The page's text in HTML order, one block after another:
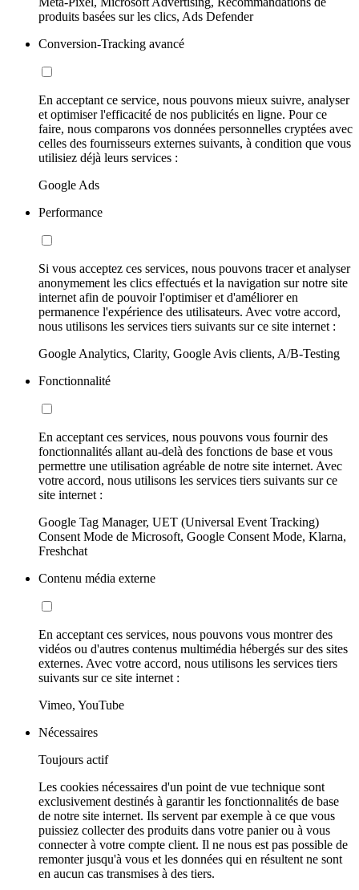
produits basées sur les clics, Ads Defender
Conversion-Tracking avancé
En acceptant ce service, nous pouvons mieux suivre, analyser
et optimiser l'efficacité de nos publicités en ligne. Pour ce
faire, nous comparons vos données personnelles cryptées avec
celles des fournisseurs externes suivants, à condition que vous
utilisiez déjà leurs services :
Google Ads
Performance
Si vous acceptez ces services, nous pouvons tracer et analyser
anonymement les clics effectués et la navigation sur notre site
internet afin de pouvoir l'optimiser et d'améliorer en
permanence l'expérience des utilisateurs. Avec votre accord,
nous utilisons les services tiers suivants sur ce site internet :
Google Analytics, Clarity, Google Avis clients, A/B-Testing
Fonctionnalité
En acceptant ces services, nous pouvons vous fournir des
fonctionnalités allant au-delà des fonctions de base et vous
permettre une utilisation agréable de notre site internet. Avec
votre accord, nous utilisons les services tiers suivants sur ce
site internet :
Google Tag Manager, UET (Universal Event Tracking)
Consent Mode de Microsoft, Google Consent Mode, Klarna,
Freshchat
Contenu média externe
En acceptant ces services, nous pouvons vous montrer des
vidéos ou d'autres contenus multimédia hébergés sur des sites
externes. Avec votre accord, nous utilisons les services tiers
suivants sur ce site internet :
Vimeo, YouTube
Nécessaires
Toujours actif
Les cookies nécessaires d'un point de vue technique sont
exclusivement destinés à garantir les fonctionnalités de base
de notre site internet. Ils servent par exemple à ce que vous
puissiez collecter des produits dans votre panier ou à vous
connecter à votre compte client. Il ne nous est pas possible de
remonter jusqu'à vous et les données qui en résultent ne sont
en aucun cas transmises à des tiers.